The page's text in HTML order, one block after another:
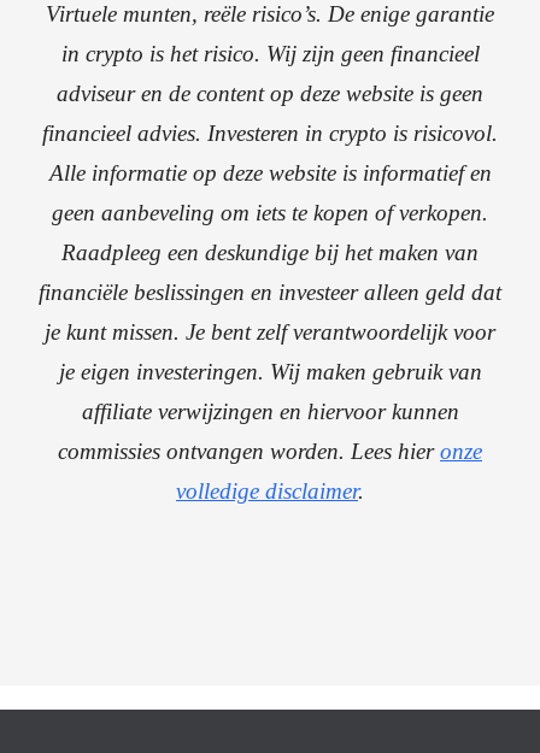
Virtuele munten, reële risico’s. De enige garantie
in crypto is het risico. Wij zijn geen financieel
adviseur en de content op deze website is geen
financieel advies. Investeren in crypto is risicovol.
Alle informatie op deze website is informatief en
geen aanbeveling om iets te kopen of verkopen.
Raadpleeg een deskundige bij het maken van
financiële beslissingen en investeer alleen geld dat
je kunt missen. Je bent zelf verantwoordelijk voor
je eigen investeringen. Wij maken gebruik van
affiliate verwijzingen en hiervoor kunnen
commissies ontvangen worden. Lees hieronze
volledige disclaimer.